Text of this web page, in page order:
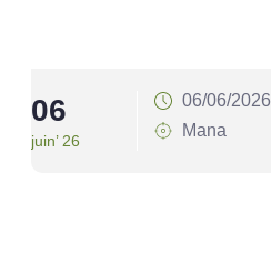
06
juin’ 26
06/06/2026
Mana